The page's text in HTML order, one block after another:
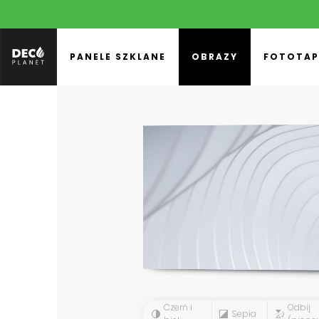
PANELE SZKLANE OBRAZY
Czerń i
Sepia
Odbij